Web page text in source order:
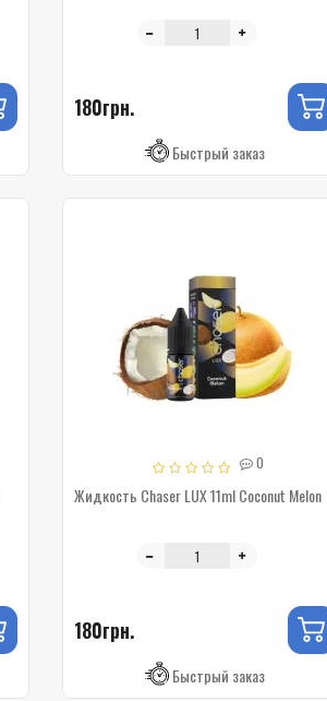
180грн.
Быстрый заказ
0
Жидкость Chaser LUX 11ml Coconut Melon
180грн.
Быстрый заказ